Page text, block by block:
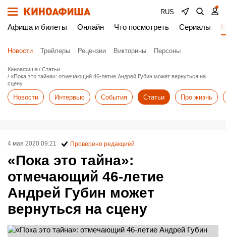
RUS
Афиша и билеты Онлайн Что посмотреть Сериалы
Новости Трейлеры Рецензии Викторины Персоны
Киноафиша
Статьи
«Пока это тайна»: отмечающий 46-летие Андрей Губин может вернуться на
сцену
Новости Интервью События Статьи Про жизнь
«Пока это тайна»:
отмечающий 46-летие
Андрей Губин может
вернуться на сцену
4 мая 2020 09:21 Проверено редакцией